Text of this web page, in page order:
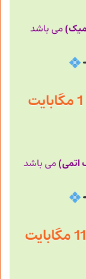
می باشد
می باشد